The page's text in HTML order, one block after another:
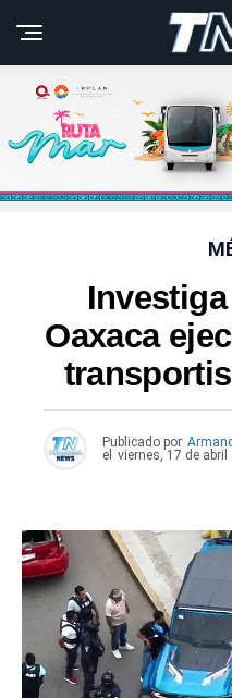
Oaxaca
Publicado por
el viernes, 17 de abril